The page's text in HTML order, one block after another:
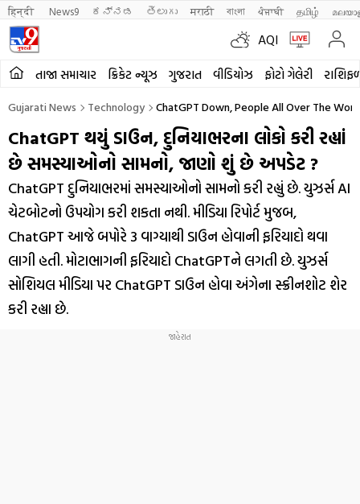
हिन्दी News9 ಕನ್ನಡ తెలుగు मराठी বাংলা ਪੰਜਾਬੀ தமிழ்
AQI
તાજા સમાચાર ક્રિકેટ ન્યૂઝ ગુજરાત વીડિયોઝ ફોટો ગેલેરી
Gujarati News Technology ChatGPT Down, People All Over The
ChatGPT થયું ડાઉન, દુનિયાભરના લોકો કરી રહ્યાં
છે સમસ્યાઓનો સામનો, જાણો શું છે અપડેટ ?
ChatGPT દુનિયાભરમાં સમસ્યાઓનો સામનો કરી રહ્યું છે. યુઝર્સ AI
ચેટબોટનો ઉપયોગ કરી શકતા નથી. મીડિયા રિપોર્ટ મુજબ,
ChatGPT આજે બપોરે 3 વાગ્યાથી ડાઉન હોવાની ફરિયાદો થવા
લાગી હતી. મોટાભાગની ફરિયાદો ChatGPTને લગતી છે. યુઝર્સ
સોશિયલ મીડિયા પર ChatGPT ડાઉન હોવા અંગેના સ્ક્રીનશોટ શેર
કરી રહ્યા છે.